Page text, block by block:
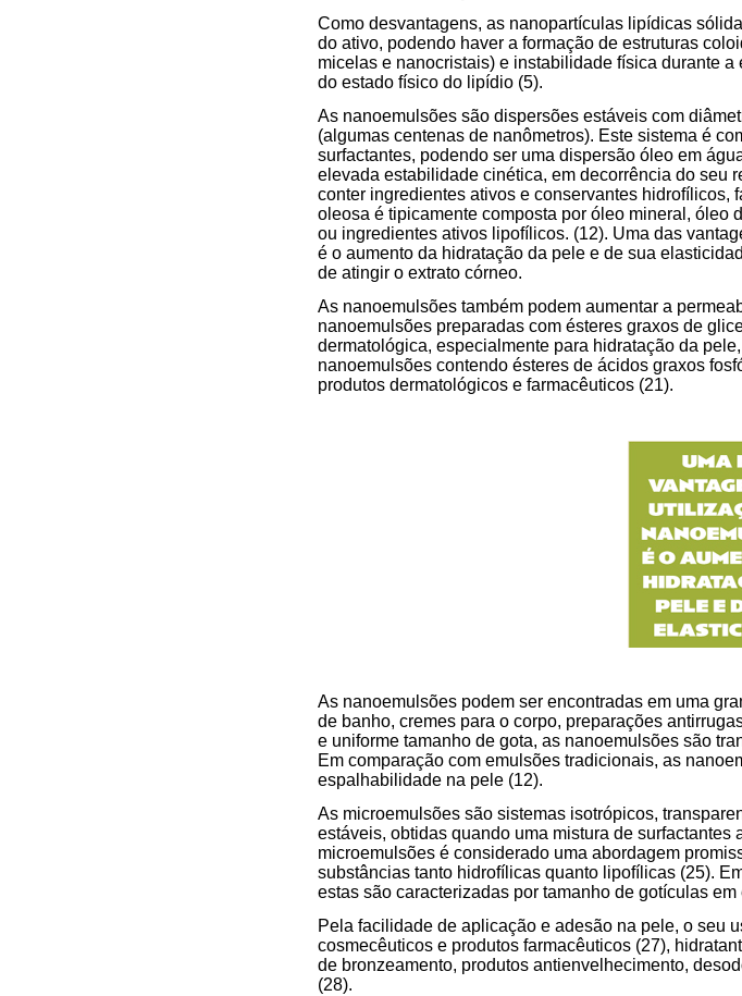
Como desvantagens, as nanopartículas lipídicas
do ativo, podendo haver a formação de estruturas
micelas e nanocristais) e instabilidade física durante
do estado físico do lipídio (5).
As nanoemulsões são dispersões estáveis com
(algumas centenas de nanômetros). Este sistema é
surfactantes, podendo ser uma dispersão óleo em
elevada estabilidade cinética, em decorrência do seu
conter ingredientes ativos e conservantes hidrofílicos,
oleosa é tipicamente composta por óleo mineral, óleo
ou ingredientes ativos lipofílicos. (12). Uma das
é o aumento da hidratação da pele e de sua
de atingir o extrato córneo.
As nanoemulsões também podem aumentar a
nanoemulsões preparadas com ésteres graxos de
dermatológica, especialmente para hidratação da
nanoemulsões contendo ésteres de ácidos graxos
produtos dermatológicos e farmacêuticos (21).
As nanoemulsões podem ser encontradas em uma
de banho, cremes para o corpo, preparações
e uniforme tamanho de gota, as nanoemulsões são
Em comparação com emulsões tradicionais, as
espalhabilidade na pele (12).
As microemulsões são sistemas isotrópicos,
estáveis, obtidas quando uma mistura de surfactantes
microemulsões é considerado uma abordagem
substâncias tanto hidrofílicas quanto lipofílicas (25).
estas são caracterizadas por tamanho de gotículas
Pela facilidade de aplicação e adesão na pele, o seu
cosmecêuticos e produtos farmacêuticos (27),
de bronzeamento, produtos antienvelhecimento,
(28).